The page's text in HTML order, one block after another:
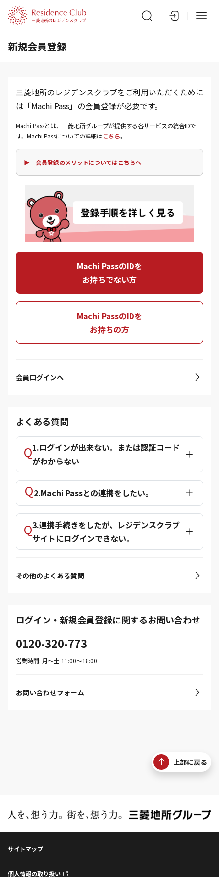
新規会員登録
三菱地所のレジデンスクラブをご利用いただくために
は「Machi Pass」の会員登録が必要です。
Machi Passとは、三菱地所グループが提供する各サービスの統合IDで
す。Machi Passについての詳細はこちら。
▶ 会員登録のメリットについてはこちらへ
Machi PassのIDを
お持ちでない方
Machi PassのIDを
お持ちの方
会員ログインへ
よくある質問
1.ログインが出来ない。または認証コード
がわからない
2.Machi Passとの連携をしたい。
3.連携手続きをしたが、レジデンスクラブ
サイトにログインできない。
その他のよくある質問
ログイン・新規会員登録に関するお問い合わせ
0120-320-773
営業時間: 月〜土 11:00〜18:00
お問い合わせフォーム
上部に戻る
サイトマップ
個人情報の取り扱い